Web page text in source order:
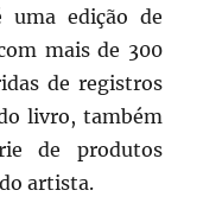
uma edição de
mais de 300
de registros
livro, também
de produtos
artista.